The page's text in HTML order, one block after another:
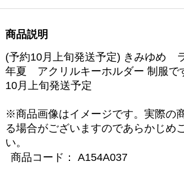
商品説明
(予約10月上旬発送予定) きみゆめ
年夏 アクリルキーホルダー 制服で
10月上旬発送予定
※商品画像はイメージです。実際の
る場合がございますのであらかじめ
い。
商品コード：
A154A037